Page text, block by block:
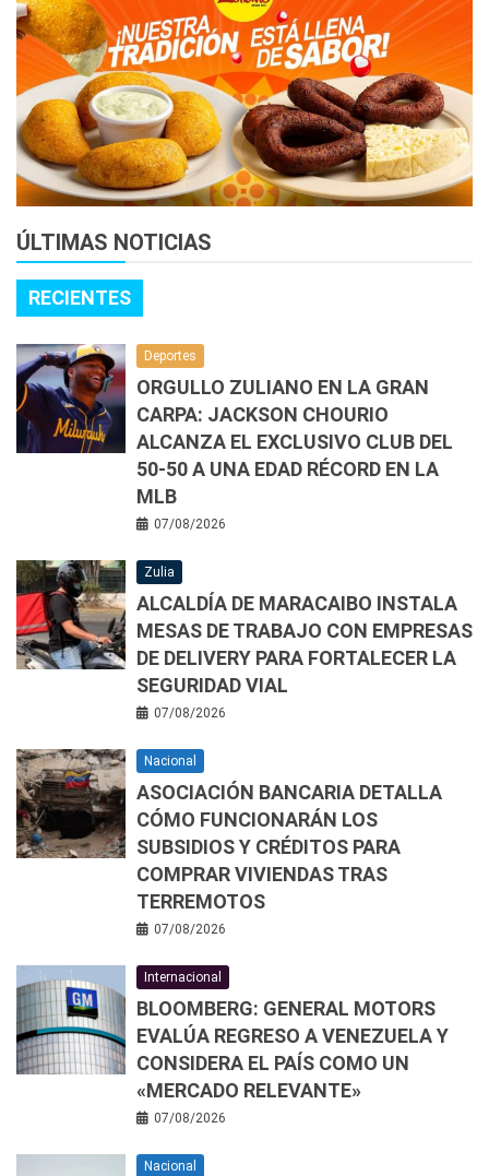
ÚLTIMAS NOTICIAS
RECIENTES
Deportes
ORGULLO ZULIANO EN LA GRAN
CARPA: JACKSON CHOURIO
ALCANZA EL EXCLUSIVO CLUB DEL
50-50 A UNA EDAD RÉCORD EN LA
MLB
07/08/2026
Zulia
ALCALDÍA DE MARACAIBO INSTALA
MESAS DE TRABAJO CON EMPRESAS
DE DELIVERY PARA FORTALECER LA
SEGURIDAD VIAL
07/08/2026
Nacional
ASOCIACIÓN BANCARIA DETALLA
CÓMO FUNCIONARÁN LOS
SUBSIDIOS Y CRÉDITOS PARA
COMPRAR VIVIENDAS TRAS
TERREMOTOS
07/08/2026
Internacional
BLOOMBERG: GENERAL MOTORS
EVALÚA REGRESO A VENEZUELA Y
CONSIDERA EL PAÍS COMO UN
«MERCADO RELEVANTE»
07/08/2026
Nacional